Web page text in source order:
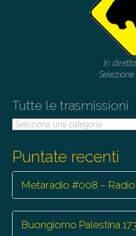
In
Tutte le trasmissioni
Tutte
Puntate recenti
Metaradio #008 –
Buongiorno Palestina 173